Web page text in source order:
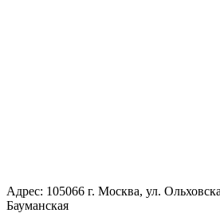
Адрес: 105066 г. Москва, ул.
Бауманская